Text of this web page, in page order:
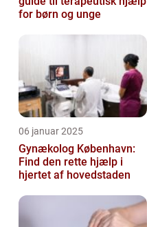
for børn og unge
06 januar 2025
Gynækolog København:
Find den rette hjælp i
hjertet af hovedstaden